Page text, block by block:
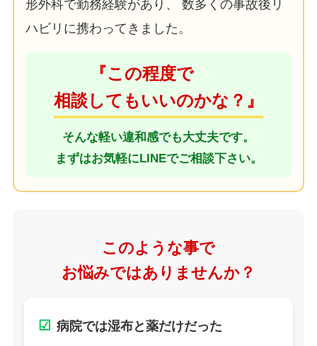
形外科で勤務経験があり、 数多くの事故後リ
ハビリに携わってきました。
『この程度で
相談してもいいのかな？』
そんな軽い違和感でも大丈夫です。
まずはお気軽にLINEでご相談下さい。
このような事で
お悩みではありませんか？
☑ 病院では湿布と薬だけだった